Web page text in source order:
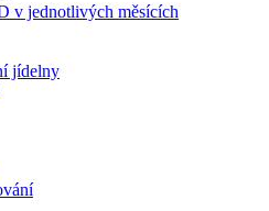
v jednotlivých měsících
jídelny